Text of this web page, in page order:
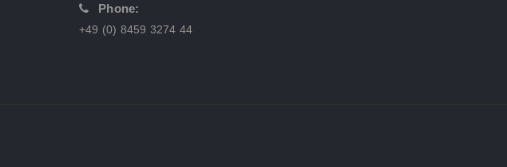
Phone:
+49 (0) 8459 3274 44